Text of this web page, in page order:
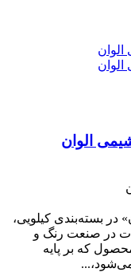
الوان
بسته‌بندی کیلویی،
در صنعت رنگ و
که بر پایه